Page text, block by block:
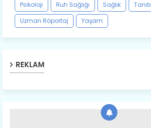
Psikoloji
Ruh Sağlığı Sağlık
Uzman Röportaj
Yaşam
REKLAM